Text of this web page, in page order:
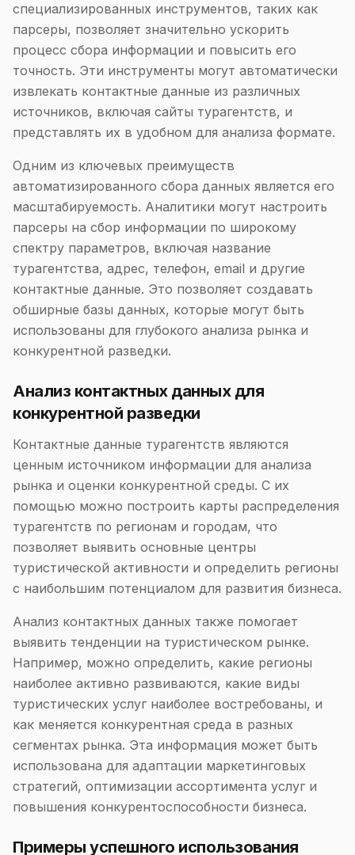
специализированных инструментов, таких как
парсеры, позволяет значительно ускорить
процесс сбора информации и повысить его
точность. Эти инструменты могут автоматически
извлекать контактные данные из различных
источников, включая сайты турагентств, и
представлять их в удобном для анализа формате.
Одним из ключевых преимуществ
автоматизированного сбора данных является его
масштабируемость. Аналитики могут настроить
парсеры на сбор информации по широкому
спектру параметров, включая название
турагентства, адрес, телефон, email и другие
контактные данные. Это позволяет создавать
обширные базы данных, которые могут быть
использованы для глубокого анализа рынка и
конкурентной разведки.
Анализ контактных данных для
конкурентной разведки
Контактные данные турагентств являются
ценным источником информации для анализа
рынка и оценки конкурентной среды. С их
помощью можно построить карты распределения
турагентств по регионам и городам, что
позволяет выявить основные центры
туристической активности и определить регионы
с наибольшим потенциалом для развития бизнеса.
Анализ контактных данных также помогает
выявить тенденции на туристическом рынке.
Например, можно определить, какие регионы
наиболее активно развиваются, какие виды
туристических услуг наиболее востребованы, и
как меняется конкурентная среда в разных
сегментах рынка. Эта информация может быть
использована для адаптации маркетинговых
стратегий, оптимизации ассортимента услуг и
повышения конкурентоспособности бизнеса.
Примеры успешного использования